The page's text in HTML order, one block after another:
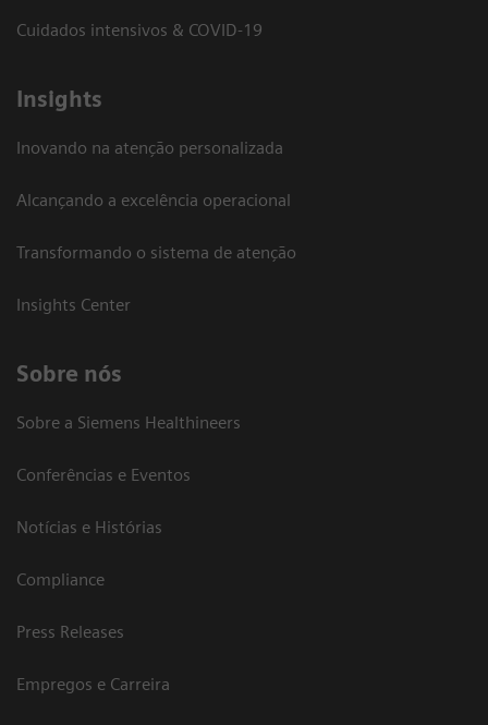
Cuidados intensivos & COVID-19
Insights
Inovando na atenção personalizada
Alcançando a excelência operacional
Transformando o sistema de atenção
Insights Center
Sobre nós
Sobre a Siemens Healthineers
Conferências e Eventos
Notícias e Histórias
Compliance
Press Releases
Empregos e Carreira